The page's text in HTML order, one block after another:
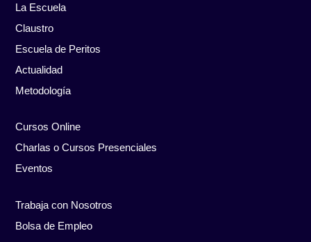
La Escuela
Claustro
Escuela de Peritos
Actualidad
Metodología
Cursos Online
Charlas o Cursos Presenciales
Eventos
Trabaja con Nosotros
Bolsa de Empleo